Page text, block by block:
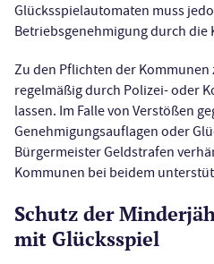
Glücksspielautomaten muss
Betriebsgenehmigung durch die
Zu den Pflichten der Kommunen
regelmäßig durch Polizei- oder
lassen. Im Falle von Verstößen
Genehmigungsauflagen oder
Bürgermeister Geldstrafen
Kommunen bei beidem
Schutz der
mit Glücksspiel